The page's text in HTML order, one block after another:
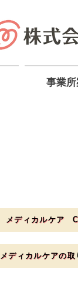
事業
メディカルケア
メディカルケアの取